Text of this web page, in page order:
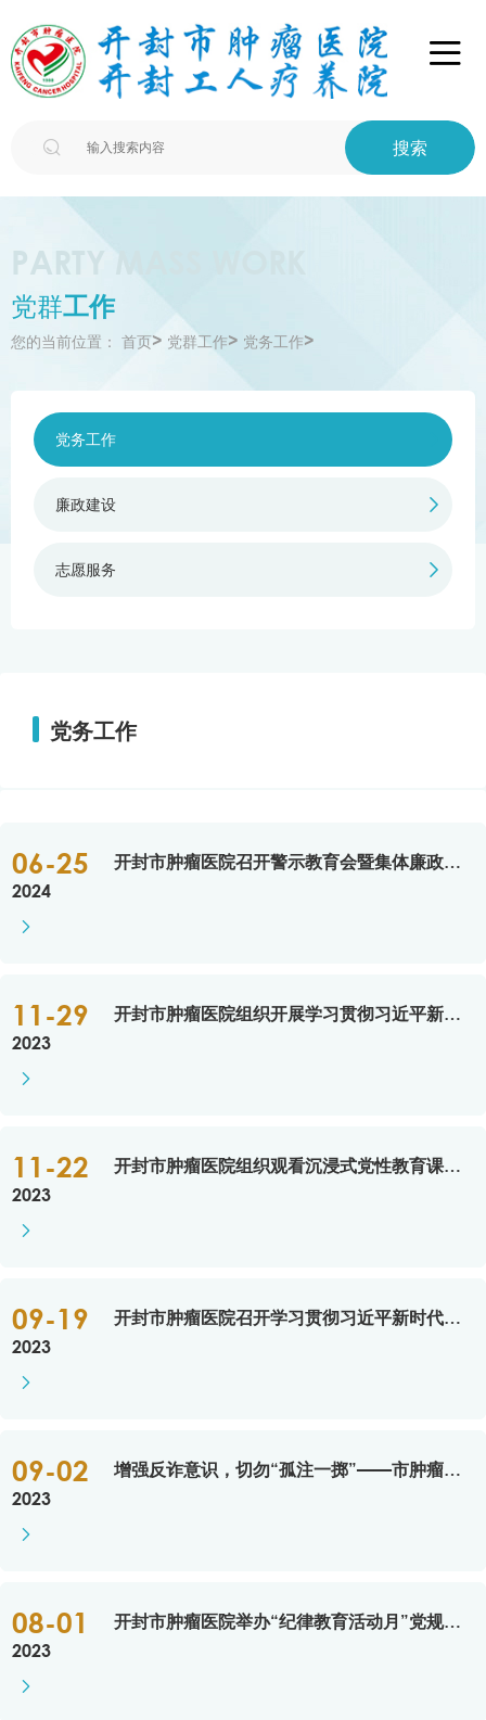

 搜索
PARTY MASS WORK
党群工作
您的当前位置： 首页> 党群工作> 党务工作>
党务工作
廉政建设 
志愿服务 
党务工作
06-25
2024

开封市肿瘤医院召开警示教育会暨集体廉政谈话
11-29
2023

开封市肿瘤医院组织开展学习贯彻习近平新时代中国特色社会主义思想主题教育专题党课活动
11-22
2023

开封市肿瘤医院组织观看沉浸式党性教育课程《您好，焦裕禄》
09-19
2023

开封市肿瘤医院召开学习贯彻习近平新时代中国特色社会主义思想主题教育动员会
09-02
2023

增强反诈意识，切勿“孤注一掷”——市肿瘤医院组织观看电影《孤注一掷》
08-01
2023

开封市肿瘤医院举办“纪律教育活动月”党规党纪知识竞赛